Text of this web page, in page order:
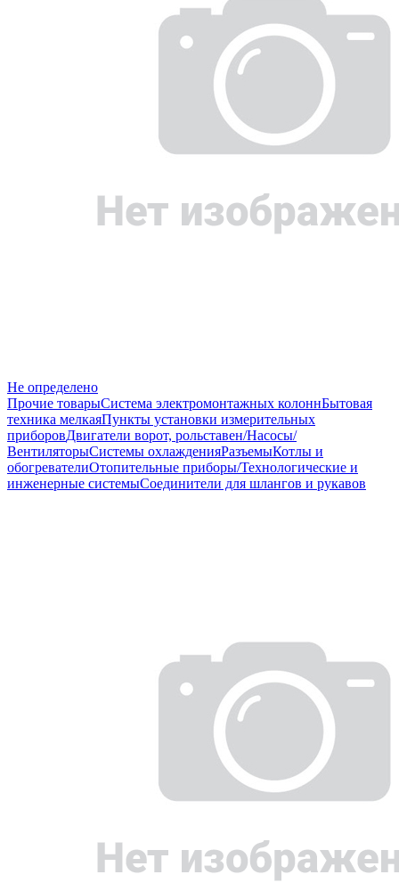
Не определено
Прочие товарыСистема электромонтажных колоннБытовая
техника мелкаяПункты установки измерительных
приборовДвигатели ворот, рольставен/Насосы/
ВентиляторыСистемы охлажденияРазъемыКотлы и
обогревателиОтопительные приборы/Технологические и
инженерные системыСоединители для шлангов и рукавов